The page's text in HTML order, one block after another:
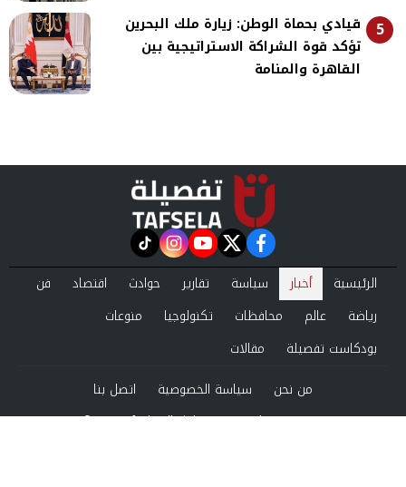
5
قيادي بحماة الوطن: زيارة ملك البحرين
تؤكد قوة الشراكة الاستراتيجية بين
القاهرة والمنامة
facebook
twitter
youtube
instagram
tiktok
الرئيسية أخبار سياسة تقارير حوادث اقتصاد
فن
رياضة
عالم محافظات تكنولوجيا
منوعات
بودكاست تفصيلة
مقالات
من نحن
سياسة الخصوصية اتصل بنا
©2024 tafsela All Rights Reserved.